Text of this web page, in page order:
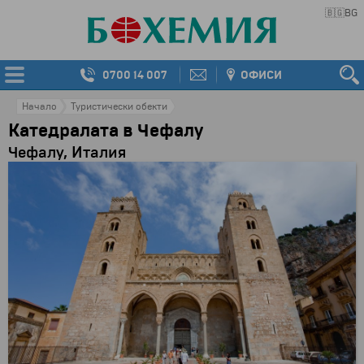
🇧🇬BG
0700 14 007 ОФИСИ
Начало Туристически обекти
Катедралата в Чефалу
Чефалу, Италия